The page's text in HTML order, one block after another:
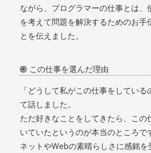
ながら、プログラマーの仕事とは、
を考えて問題を解決するためのお手
とを伝えました。
この仕事を選んだ理由
「どうして私がこの仕事をしてい
て話しました。
ただ好きなことをしてきたら、この
いていたというのが本当のところで
ネットやWebの素晴らしさに感銘を